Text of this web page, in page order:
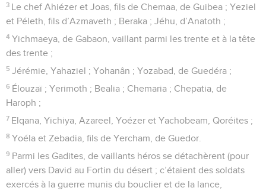
3 Le chef Ahiézer et Joas, fils de Chemaa, de Guibea ; Yeziel
et Péleth, fils d’Azmaveth ; Beraka ; Jéhu, d’Anatoth ;
4 Yichmaeya, de Gabaon, vaillant parmi les trente et à la tête
des trente ;
5 Jérémie, Yahaziel ; Yohanân ; Yozabad, de Guedéra ;
6 Élouzaï ; Yerimoth ; Bealia ; Chemaria ; Chepatia, de
Haroph ;
7 Elqana, Yichiya, Azareel, Yoézer et Yachobeam, Qoréites ;
8 Yoéla et Zebadia, fils de Yercham, de Guedor.
9 Parmi les Gadites, de vaillants héros se détachèrent (pour
aller) vers David au Fortin du désert ; c’étaient des soldats
exercés à la guerre munis du bouclier et de la lance,